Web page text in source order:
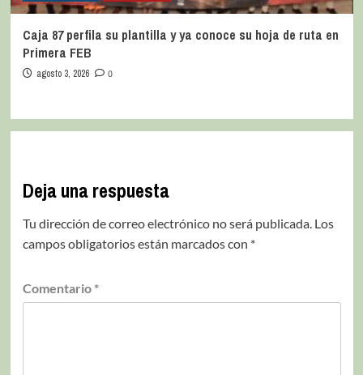
Caja 87 perfila su plantilla y ya conoce su hoja de ruta en
Primera FEB
agosto 3, 2026 0
Deja una respuesta
Tu dirección de correo electrónico no será publicada. Los
campos obligatorios están marcados con *
Comentario *